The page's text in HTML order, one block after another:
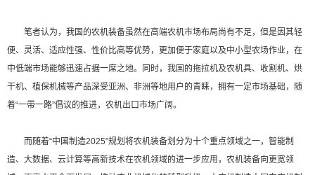
笔者认为，我国的农机装备虽然在高端农机市场布局尚有不足，但是因其轻
便、灵活、适应性强、性价比高等优势，更加便于家庭以及中小型农场作业，在
中低端市场能够迅速占据一席之地。同时，我国的拖拉机及农机具、收割机、烘
干机、植保机械等产品深受亚洲、非洲等地用户的青睐，拥有一定市场基础，随
着“一带一路”倡议的推进，农机出口市场广阔。
而随着“中国制造2025”规划将农机装备划分为十个重点领域之一，智能制
造、大数据、云计算等高新技术在农机领域的进一步应用，农机装备向更宽领